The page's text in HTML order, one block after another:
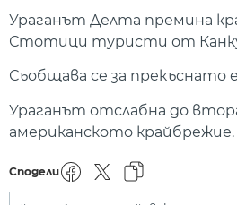
Ураганът Делта премина
Стотици туристи от
Съобщава се за прекъснато
Ураганът отслабна до
американското крайбрежие.
Сподели